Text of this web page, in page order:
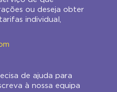
ou deseja obter
individual,
de ajuda para
à nossa equipa